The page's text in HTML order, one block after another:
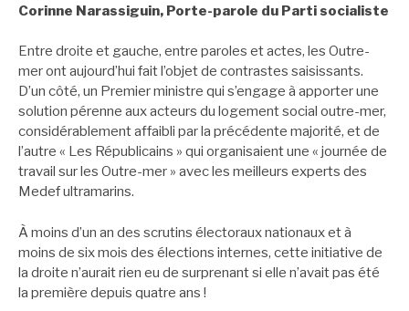
Corinne Narassiguin, Porte-parole du Parti socialiste
Entre droite et gauche, entre paroles et actes, les Outre-
mer ont aujourd’hui fait l’objet de contrastes saisissants.
D’un côté, un Premier ministre qui s’engage à apporter une
solution pérenne aux acteurs du logement social outre-mer,
considérablement affaibli par la précédente majorité, et de
l’autre « Les Républicains » qui organisaient une « journée de
travail sur les Outre-mer » avec les meilleurs experts des
Medef ultramarins.
À moins d’un an des scrutins électoraux nationaux et à
moins de six mois des élections internes, cette initiative de
la droite n’aurait rien eu de surprenant si elle n’avait pas été
la première depuis quatre ans !